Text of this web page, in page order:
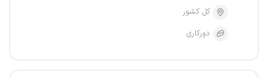
کل کشور
دورکاری